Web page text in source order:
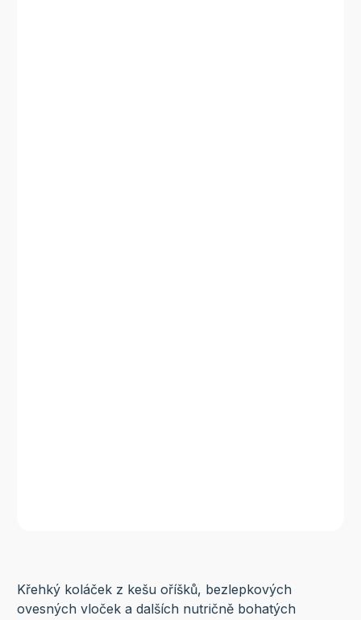
Křehký koláček z kešu oříšků, bezlepkových
ovesných vloček a dalších nutričně bohatých